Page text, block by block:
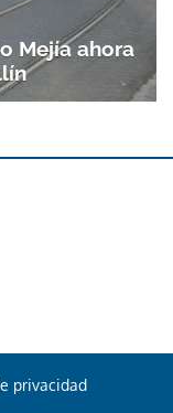
Mejía ahora
privacidad